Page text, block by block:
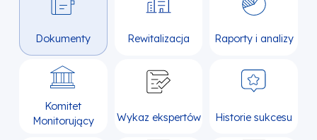
Dokumenty Rewitalizacja Raporty i analizy
Komitet
Monitorujący
Wykaz ekspertów Historie sukcesu